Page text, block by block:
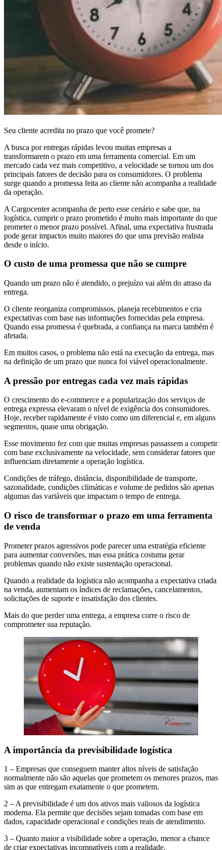
Seu cliente acredita no prazo que você promete?
A busca por entregas rápidas levou muitas empresas a
transformarem o prazo em uma ferramenta comercial. Em um
mercado cada vez mais competitivo, a velocidade se tornou um dos
principais fatores de decisão para os consumidores. O problema
surge quando a promessa feita ao cliente não acompanha a realidade
da operação.
A Cargocenter acompanha de perto esse cenário e sabe que, na
logística, cumprir o prazo prometido é muito mais importante do que
prometer o menor prazo possível. Afinal, uma expectativa frustrada
pode gerar impactos muito maiores do que uma previsão realista
desde o início.
O custo de uma promessa que não se cumpre
Quando um prazo não é atendido, o prejuízo vai além do atraso da
entrega.
O cliente reorganiza compromissos, planeja recebimentos e cria
expectativas com base nas informações fornecidas pela empresa.
Quando essa promessa é quebrada, a confiança na marca também é
afetada.
Em muitos casos, o problema não está na execução da entrega, mas
na definição de um prazo que nunca foi viável operacionalmente.
A pressão por entregas cada vez mais rápidas
O crescimento do e-commerce e a popularização dos serviços de
entrega expressa elevaram o nível de exigência dos consumidores.
Hoje, receber rapidamente é visto como um diferencial e, em alguns
segmentos, quase uma obrigação.
Esse movimento fez com que muitas empresas passassem a competir
com base exclusivamente na velocidade, sem considerar fatores que
influenciam diretamente a operação logística.
Condições de tráfego, distância, disponibilidade de transporte,
sazonalidade, condições climáticas e volume de pedidos são apenas
algumas das variáveis que impactam o tempo de entrega.
O risco de transformar o prazo em uma ferramenta
de venda
Prometer prazos agressivos pode parecer uma estratégia eficiente
para aumentar conversões, mas essa prática costuma gerar
problemas quando não existe sustentação operacional.
Quando a realidade da logística não acompanha a expectativa criada
na venda, aumentam os índices de reclamações, cancelamentos,
solicitações de suporte e insatisfação dos clientes.
Mais do que perder uma entrega, a empresa corre o risco de
comprometer sua reputação.
A importância da previsibilidade logística
1 – Empresas que conseguem manter altos níveis de satisfação
normalmente não são aquelas que prometem os menores prazos, mas
sim as que entregam exatamente o que prometem.
2 – A previsibilidade é um dos ativos mais valiosos da logística
moderna. Ela permite que decisões sejam tomadas com base em
dados, capacidade operacional e condições reais de atendimento.
3 – Quanto maior a visibilidade sobre a operação, menor a chance
de criar expectativas incompatíveis com a realidade.